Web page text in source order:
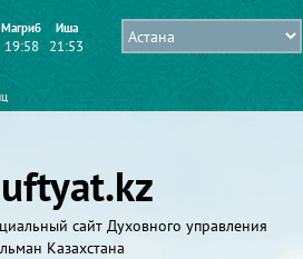
Магриб
19:58
Иша
21:53
сайт Духовного управления
Казахстана